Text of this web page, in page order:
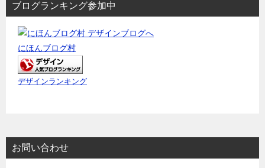
ブログランキング参加中
にほんブログ村
デザインランキング
お問い合わせ